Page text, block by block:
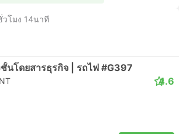
วโมง 14นาที
นโดยสารธุรกิจ | รถไฟ #G397
4.6